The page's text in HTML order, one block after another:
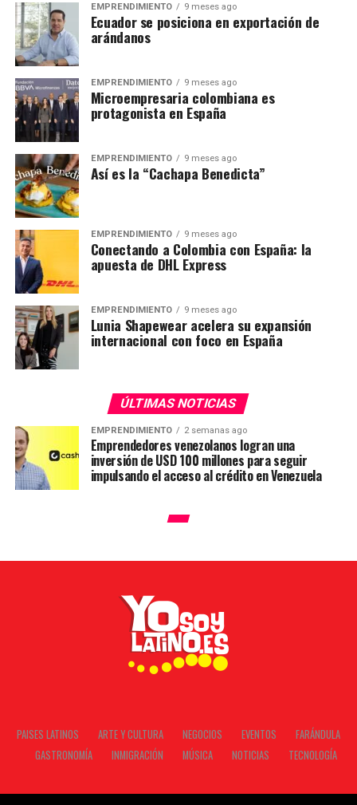
EMPRENDIMIENTO 9 meses ago
Ecuador se posiciona en exportación de
arándanos
EMPRENDIMIENTO 9 meses ago
Microempresaria colombiana es
protagonista en España
EMPRENDIMIENTO 9 meses ago
Así es la “Cachapa Benedicta”
EMPRENDIMIENTO 9 meses ago
Conectando a Colombia con España: la
apuesta de DHL Express
EMPRENDIMIENTO 9 meses ago
Lunia Shapewear acelera su expansión
internacional con foco en España
ÚLTIMAS NOTICIAS
EMPRENDIMIENTO 2 semanas ago
Emprendedores venezolanos logran una
inversión de USD 100 millones para seguir
impulsando el acceso al crédito en Venezuela
PAISES LATINOS ARTE Y CULTURA NEGOCIOS EVENTOS
FARÁNDULA
GASTRONOMÍA
INMIGRACIÓN MÚSICA NOTICIAS TECNOLOGÍA